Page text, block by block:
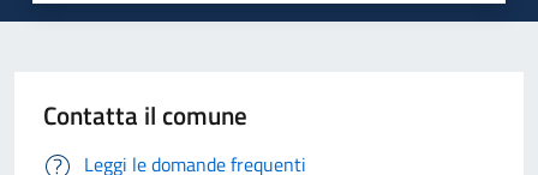
Contatta il comune
Leggi le domande frequenti